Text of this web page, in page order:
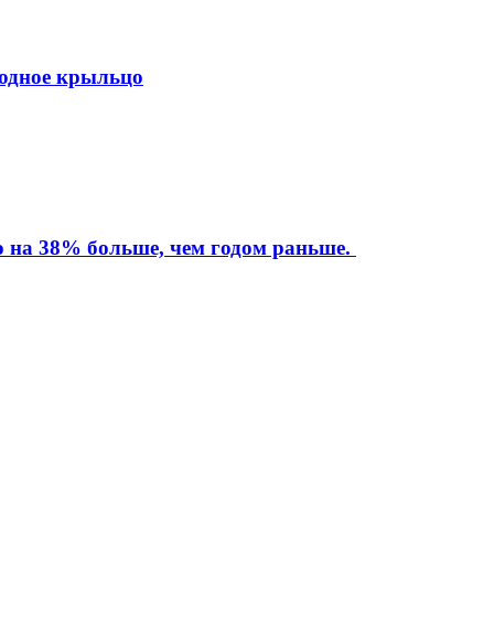
крыльцо
на 38% больше, чем годом раньше.